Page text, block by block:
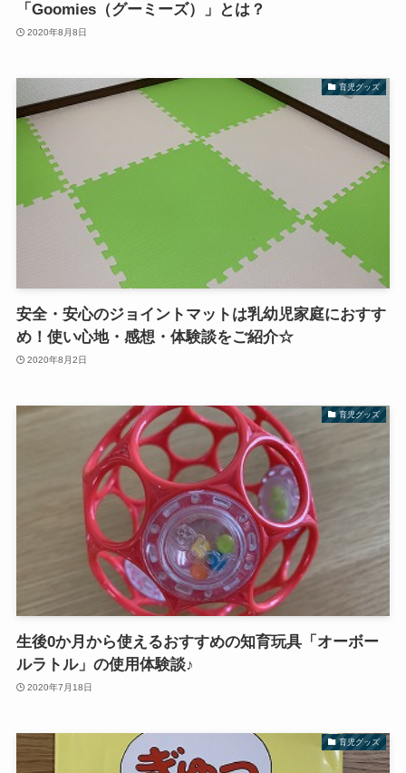
「Goomies（グーミーズ）」とは？
2020年8月8日
育児グッズ
安全・安心のジョイントマットは乳幼児家庭におすす
め！使い心地・感想・体験談をご紹介☆
2020年8月2日
育児グッズ
生後0か月から使えるおすすめの知育玩具「オーボー
ルラトル」の使用体験談♪
2020年7月18日
育児グッズ